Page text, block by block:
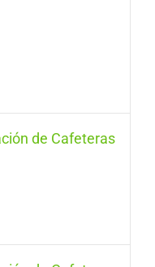
de Cafeteras